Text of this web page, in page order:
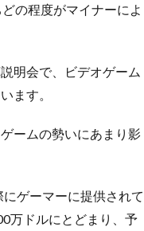
の程度がマイナーによ
明会で、ビデオゲーム
ます。
ームの勢いにあまり影
ゲーマーに提供されて
万ドルにとどまり、予